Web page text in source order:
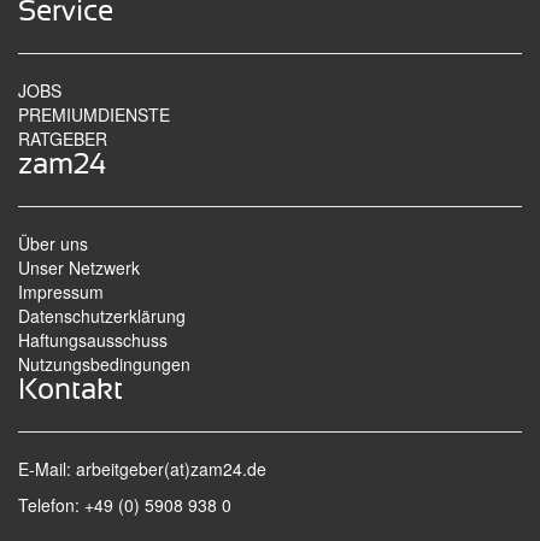
Service
JOBS
PREMIUMDIENSTE
RATGEBER
zam24
Über uns
Unser Netzwerk
Impressum
Datenschutzerklärung
Haftungsausschuss
Nutzungsbedingungen
Kontakt
E-Mail: arbeitgeber(at)zam24.de
Telefon: +49 (0) 5908 938 0